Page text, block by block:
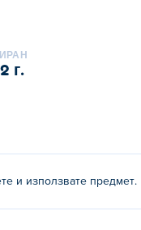
.
г.
и използвате предмет.